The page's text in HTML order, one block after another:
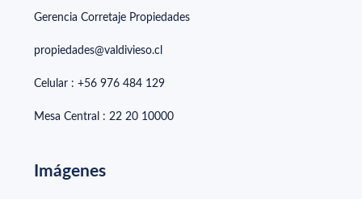
Gerencia Corretaje Propiedades
propiedades@valdivieso.cl
Celular : +56 976 484 129
Mesa Central : 22 20 10000
Imágenes